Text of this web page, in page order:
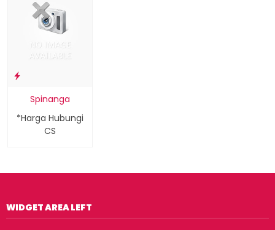
Spinanga
*Harga Hubungi
CS
WIDGET AREA LEFT